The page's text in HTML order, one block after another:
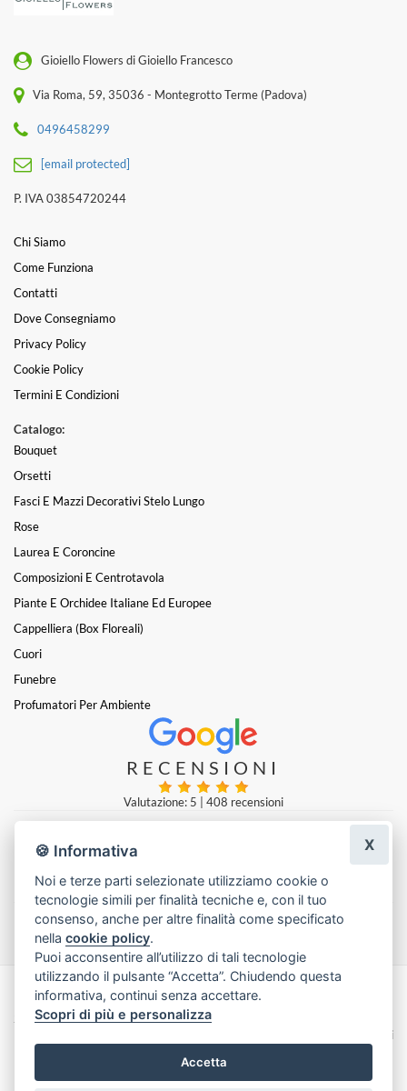
Gioiello Flowers di Gioiello Francesco
Via Roma, 59, 35036 - Montegrotto Terme (Padova)
0496458299
[email protected]
P. IVA 03854720244
Chi Siamo
Come Funziona
Contatti
Dove Consegniamo
Privacy Policy
Cookie Policy
Termini E Condizioni
Catalogo:
Bouquet
Orsetti
Fasci E Mazzi Decorativi Stelo Lungo
Rose
Laurea E Coroncine
Composizioni E Centrotavola
Piante E Orchidee Italiane Ed Europee
Cappelliera (box Floreali)
Cuori
Funebre
Profumatori Per Ambiente
RECENSIONI
Valutazione: 5 408 recensioni
zakaria aboulwafi
Lascia una recensione
Made with byInfoser.it- Realizzazione Siti ecommerce per Fioristi
2026
Termini e Condizioni
🍪 Informativa
Noi e terze parti selezionate utilizziamo cookie o
tecnologie simili per finalità tecniche e, con il tuo
consenso, anche per altre finalità come specificato
nellacookie policy.
Puoi acconsentire all’utilizzo di tali tecnologie
utilizzando il pulsante “Accetta”. Chiudendo questa
informativa, continui senza accettare.
Scopri di più e personalizza
Accetta
X